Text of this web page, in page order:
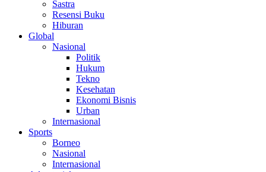
Sastra
Resensi Buku
Hiburan
Global
Nasional
Politik
Hukum
Tekno
Kesehatan
Ekonomi Bisnis
Urban
Internasional
Sports
Borneo
Nasional
Internasional